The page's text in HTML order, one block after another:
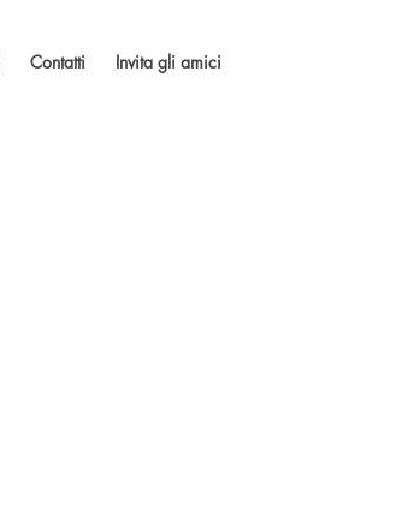
Contatti Invita gli amici